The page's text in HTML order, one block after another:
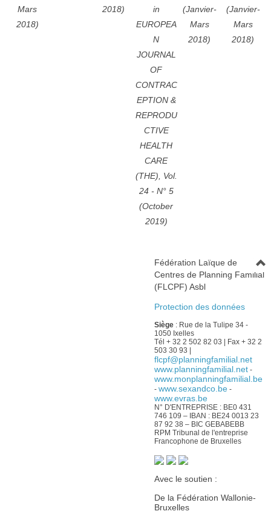
Mars
2018)
2018)
in
EUROPEA
N
JOURNAL
OF
CONTRAC
EPTION &
REPRODU
CTIVE
HEALTH
CARE
(THE), Vol.
24 - N° 5
(October
2019)
(Janvier-
Mars
2018)
(Janvier-
Mars
2018)
Fédération Laïque de
Centres de Planning Familial
(FLCPF) Asbl
Protection des données
Siège: Rue de la Tulipe 34 -
1050 Ixelles
Tél + 32 2 502 82 03 | Fax + 32 2
503 30 93 |
flcpf@planningfamilial.net
www.planningfamilial.net-
www.monplanningfamilial.be
- www.sexandco.be-
www.evras.be
N° D'ENTREPRISE : BE0 431
746 109 – IBAN : BE24 0013 23
87 92 38 – BIC GEBABEBB
RPM Tribunal de l'entreprise
Francophone de Bruxelles
Avec le soutien :
De la Fédération Wallonie-
Bruxelles